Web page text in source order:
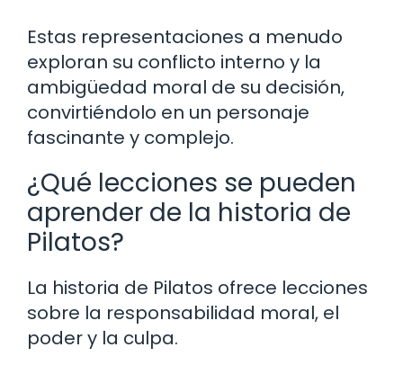
Estas representaciones a menudo
exploran su conflicto interno y la
ambigüedad moral de su decisión,
convirtiéndolo en un personaje
fascinante y complejo.
¿Qué lecciones se pueden
aprender de la historia de
Pilatos?
La historia de Pilatos ofrece lecciones
sobre la responsabilidad moral, el
poder y la culpa.